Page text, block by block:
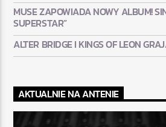
MUSE ZAPOWIADA NOWY ALBUM!
SUPERSTAR”
ALTER BRIDGE I KINGS OF LEON
AKTUALNIE NA ANTENIE